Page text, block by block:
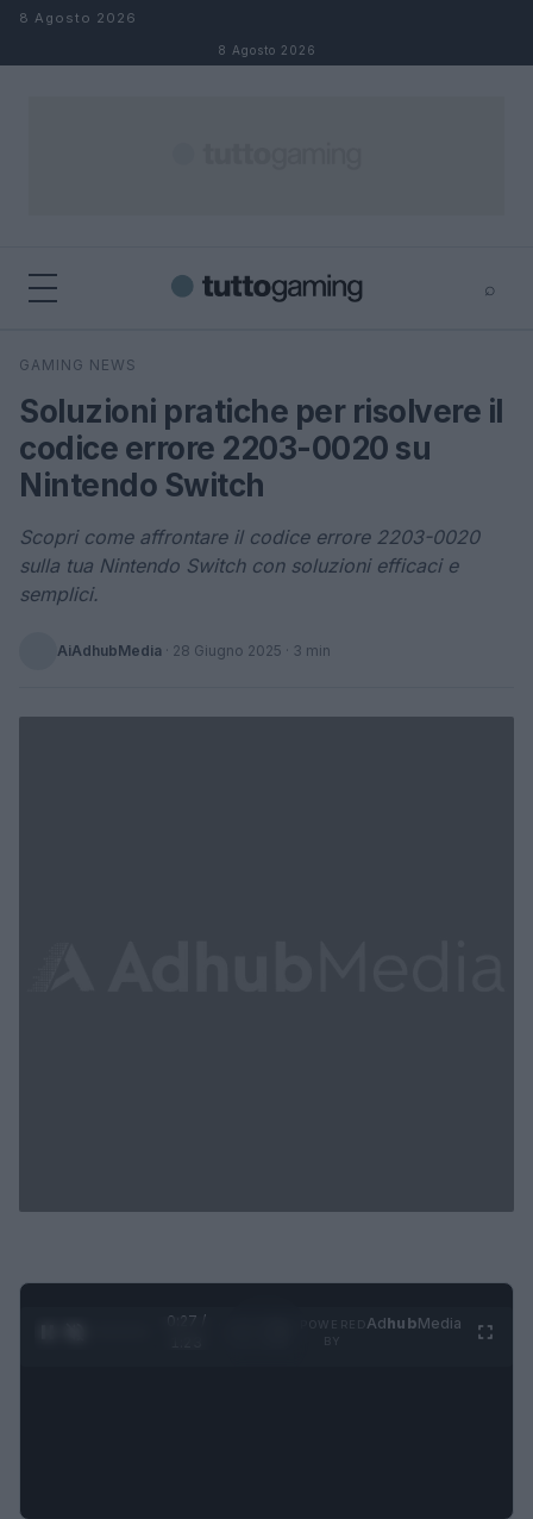
Salta al contenuto
8 Agosto 2026
8 Agosto 2026
⌕
Cerca
GAMING NEWS
Soluzioni pratiche per risolvere il
codice errore 2203-0020 su
Nintendo Switch
Scopri come affrontare il codice errore 2203-0020
sulla tua Nintendo Switch con soluzioni efficaci e
semplici.
AiAdhubMedia · 28 Giugno 2025 · 3 min
0:28 /
AdhubMedia